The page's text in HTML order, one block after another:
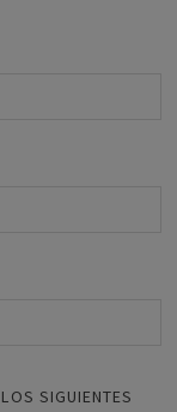
SIGUIENTES